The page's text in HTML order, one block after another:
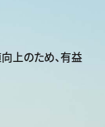
上のため、有益